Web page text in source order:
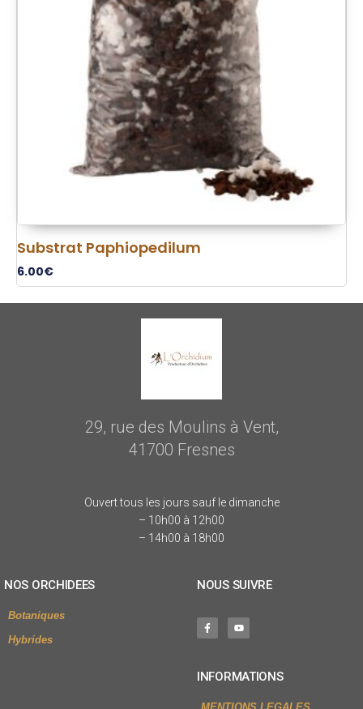
Substrat Paphiopedilum
6.00€
29, rue des Moulins à Vent,
41700 Fresnes
Ouvert tous les jours sauf le dimanche
– 10h00 à 12h00
– 14h00 à 18h00
NOS ORCHIDEES
Botaniques
Hybrides
NOUS SUIVRE
INFORMATIONS